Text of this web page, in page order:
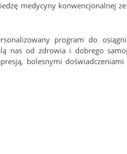
medycyny konwencjonalnej
program do
nas od zdrowia i dobrego
bolesnymi doświadczeniami